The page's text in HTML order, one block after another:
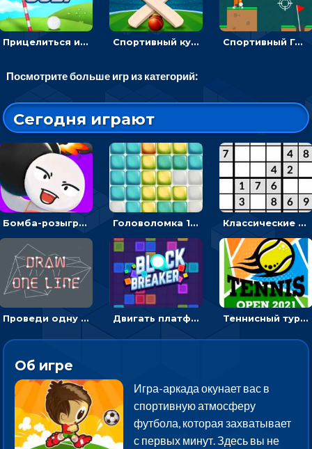
Прицелиться и выстрелить мячиком для гольфа, чтобы попасть в лунку - спортивные Спортивный кубок по крикету: отражать атаку и ударять по мячику битой Спортивный Гольф-клуб: бить клюшкой по мячу, чтобы попадать в лунку с флажком
Посмотрите больше игр из категорий:
Сегодня играют
Бомба-розыгрыш: передавай и беги – 3D гиперказуалка Головоломка 10х10 Классические судоку: реши 30 уровней головоломки
Проведи одну линию и повтори фигуру - головоломка Двигать платформу и отбивать мячики или ловить бонусы Теннисный турнир: подавать или отбивать шарик ракеткой
Об игре
Игра-аркада окунает вас в
спортивную атмосферу
футбола, которая захватывает
с первых минут. Здесь вы не